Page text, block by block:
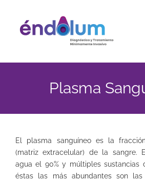
contenido
Plasma
El plasma sanguíneo es la
(matriz extracelular) de la sangre.
agua el 90% y múltiples sustancias
éstas las más abundantes son las